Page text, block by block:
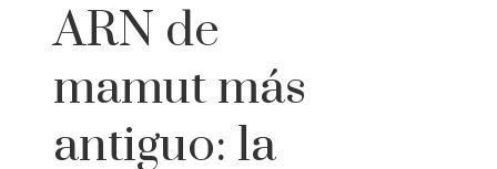
ARN de
mamut más
antiguo: la